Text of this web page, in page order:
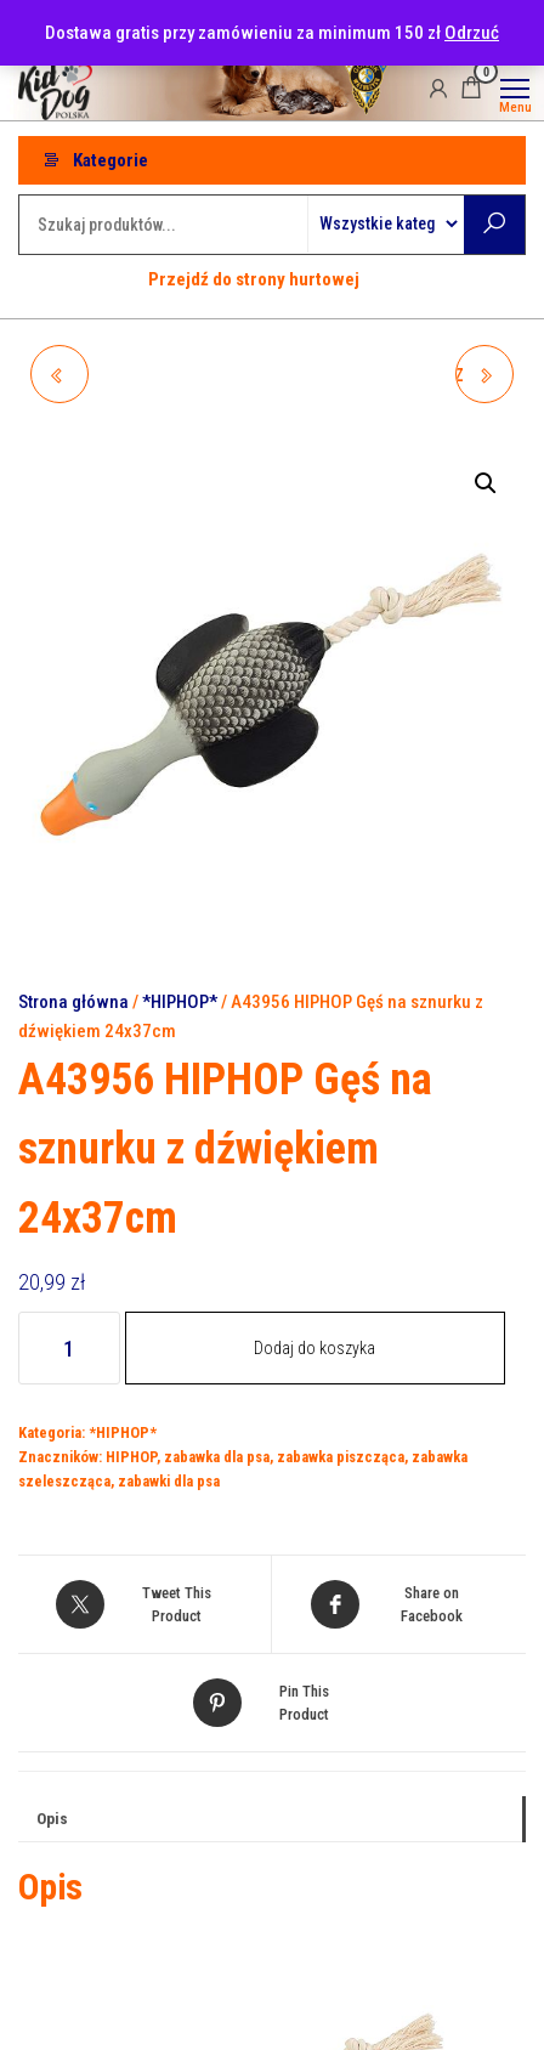
treści
Dostawa gratis przy zamówieniu za minimum 150 zł Odrzuć
0
Menu
Kategorie
Przejdź do strony hurtowej
A43937 HIPHOP KACZKA A44320 HIPHOP KROWA Z
Strona główna /*HIPHOP*/ A43956 HIPHOP Gęś na sznurku z
dźwiękiem 24x37cm
A43956 HIPHOP Gęś na
sznurku z dźwiękiem
24x37cm
20,99 zł
A43956
HIPHOP
na
sznurku
Dodaj do koszyka
Kategoria: *HIPHOP*
Znaczników: HIPHOP, zabawka dla psa, zabawka piszcząca, zabawka
szeleszcząca, zabawki dla psa
Tweet This
Product
Share on
Facebook
Pin This
Product
Opis
Opis